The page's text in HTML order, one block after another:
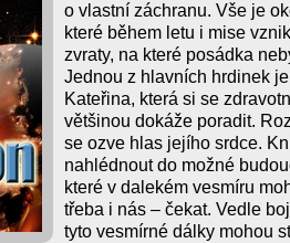
o vlastní záchranu. Vše je
které během letu i mise
zvraty, na které posádka
Jednou z hlavních hrdinek
Kateřina, která si se
většinou dokáže poradit.
se ozve hlas jejího srdce.
nahlédnout do možné
které v dalekém vesmíru
třeba i nás – čekat. Vedle
tyto vesmírné dálky mohou